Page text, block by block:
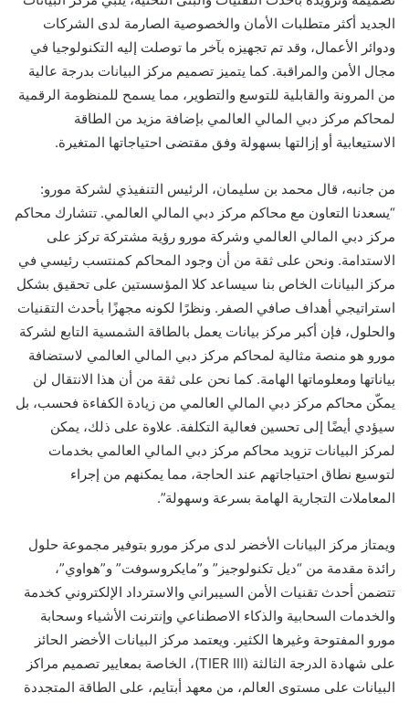
الجديد أكثر متطلبات الأمان والخصوصية الصارمة لدى الشركات
ودوائر الأعمال، وقد تم تجهيزه بآخر ما توصلت إليه التكنولوجيا في
مجال الأمن والمراقبة. كما يتميز تصميم مركز البيانات بدرجة عالية
من المرونة والقابلية للتوسع والتطوير، مما يسمح للمنظومة الرقمية
لمحاكم مركز دبي المالي العالمي بإضافة مزيد من الطاقة
الاستيعابية أو إزالتها بسهولة وفق مقتضى احتياجاتها المتغيرة.
من جانبه، قال محمد بن سليمان، الرئيس التنفيذي لشركة مورو:
“يسعدنا التعاون مع محاكم مركز دبي المالي العالمي. تتشارك محاكم
مركز دبي المالي العالمي وشركة مورو رؤية مشتركة تركز على
الاستدامة. ونحن على ثقة من أن وجود المحاكم كمنتسب رئيسي في
مركز البيانات الخاص بنا سيساعد كلا المؤسستين على تحقيق بشكل
استراتيجي أهداف صافي الصفر. ونظرًا لكونه مجهزًا بأحدث التقنيات
والحلول، فإن أكبر مركز بيانات يعمل بالطاقة الشمسية التابع لشركة
مورو هو منصة مثالية لمحاكم مركز دبي المالي العالمي لاستضافة
بياناتها ومعلوماتها الهامة. كما نحن على ثقة من أن هذا الانتقال لن
يمكّن محاكم مركز دبي المالي العالمي من زيادة الكفاءة فحسب، بل
سيؤدي أيضًا إلى تحسين فعالية التكلفة. علاوة على ذلك، يمكن
لمركز البيانات تزويد محاكم مركز دبي المالي العالمي بخدمات
لتوسيع نطاق احتياجاتهم عند الحاجة، مما يمكنهم من إجراء
المعاملات التجارية الهامة بسرعة وسهولة”.
ويمتاز مركز البيانات الأخضر لدى مركز مورو بتوفير مجموعة حلول
رائدة مقدمة من “ديل تكنولوجيز” و”مايكروسوفت” و”هواوي”،
تتضمن أحدث تقنيات الأمن السيبراني والاسترداد الإلكتروني كخدمة
والخدمات السحابية والذكاء الاصطناعي وإنترنت الأشياء وسحابة
مورو المفتوحة وغيرها الكثير. ويعتمد مركز البيانات الأخضر الحائز
على شهادة الدرجة الثالثة (TIER III)، الخاصة بمعايير تصميم مراكز
البيانات على مستوى العالم، من معهد أبتايم، على الطاقة المتجددة